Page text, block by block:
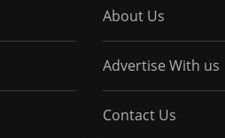
About Us
Advertise With us
Contact Us